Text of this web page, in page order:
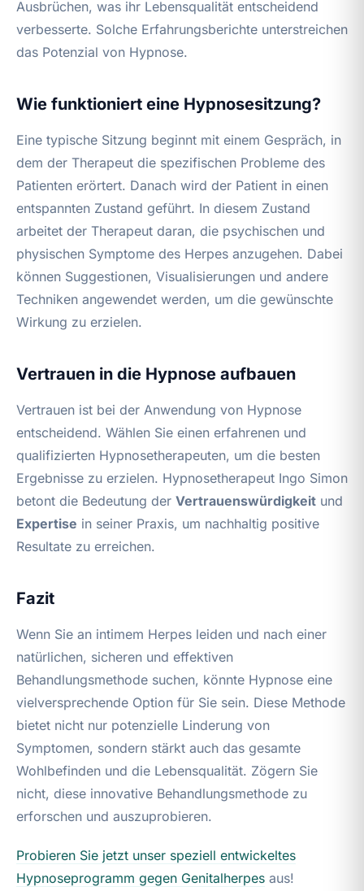
Ausbrüchen, was ihr Lebensqualität entscheidend
verbesserte. Solche Erfahrungsberichte unterstreichen
das Potenzial von Hypnose.
Wie funktioniert eine Hypnosesitzung?
Eine typische Sitzung beginnt mit einem Gespräch, in
dem der Therapeut die spezifischen Probleme des
Patienten erörtert. Danach wird der Patient in einen
entspannten Zustand geführt. In diesem Zustand
arbeitet der Therapeut daran, die psychischen und
physischen Symptome des Herpes anzugehen. Dabei
können Suggestionen, Visualisierungen und andere
Techniken angewendet werden, um die gewünschte
Wirkung zu erzielen.
Vertrauen in die Hypnose aufbauen
Vertrauen ist bei der Anwendung von Hypnose
entscheidend. Wählen Sie einen erfahrenen und
qualifizierten Hypnosetherapeuten, um die besten
Ergebnisse zu erzielen. Hypnosetherapeut Ingo Simon
betont die Bedeutung der Vertrauenswürdigkeit und
Expertise in seiner Praxis, um nachhaltig positive
Resultate zu erreichen.
Fazit
Wenn Sie an intimem Herpes leiden und nach einer
natürlichen, sicheren und effektiven
Behandlungsmethode suchen, könnte Hypnose eine
vielversprechende Option für Sie sein. Diese Methode
bietet nicht nur potenzielle Linderung von
Symptomen, sondern stärkt auch das gesamte
Wohlbefinden und die Lebensqualität. Zögern Sie
nicht, diese innovative Behandlungsmethode zu
erforschen und auszuprobieren.
Probieren Sie jetzt unser speziell entwickeltes
Hypnoseprogramm gegen Genitalherpes aus!